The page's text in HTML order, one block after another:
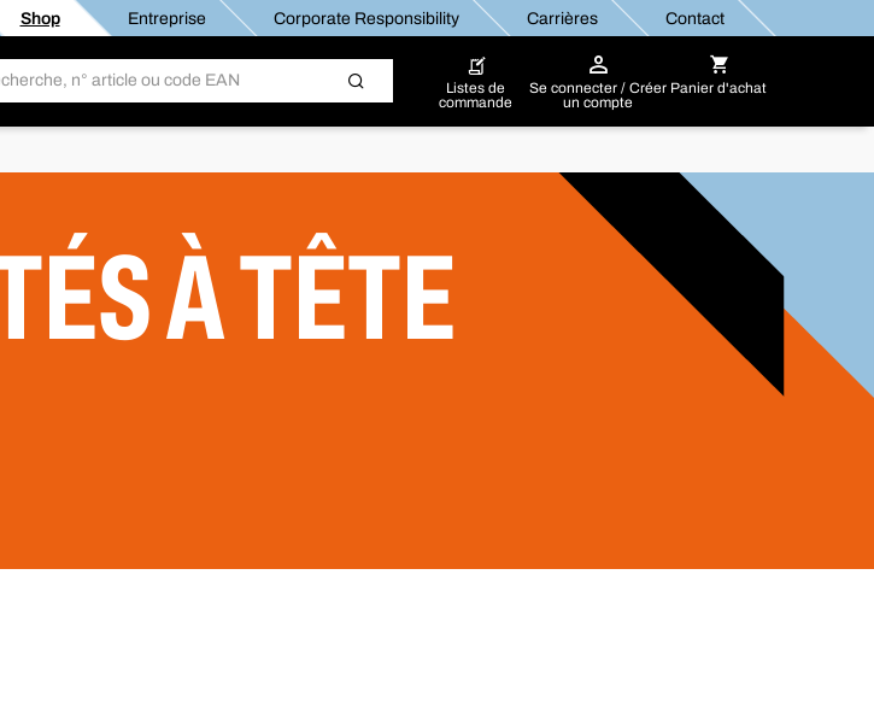
Shop Entreprise Corporate Responsibility Carrières Contact
Listes de
commande
Se connecter / Créer
un compte
Panier d'achat
À TÊTE